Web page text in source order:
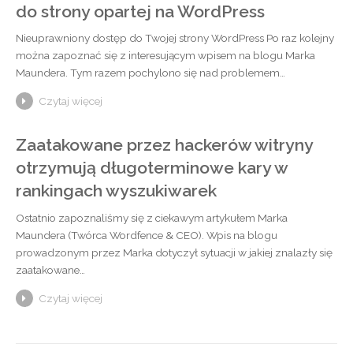
do strony opartej na WordPress
Nieuprawniony dostęp do Twojej strony WordPress Po raz kolejny
można zapoznać się z interesującym wpisem na blogu Marka
Maundera. Tym razem pochylono się nad problemem…
Czytaj więcej
Zaatakowane przez hackerów witryny
otrzymują długoterminowe kary w
rankingach wyszukiwarek
Ostatnio zapoznaliśmy się z ciekawym artykułem Marka
Maundera (Twórca Wordfence & CEO). Wpis na blogu
prowadzonym przez Marka dotyczył sytuacji w jakiej znalazły się
zaatakowane…
Czytaj więcej